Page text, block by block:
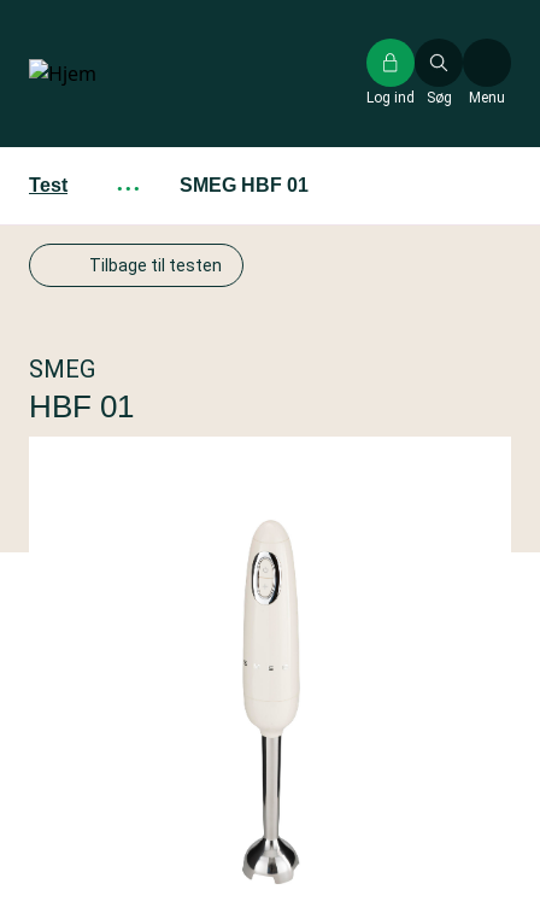
hovedindhold
Søg
Log ind Menu
Test ··· SMEG HBF 01
Tilbage til testen
SMEG
HBF 01